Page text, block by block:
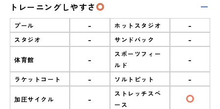
トレーニングしやすさ
プール - ホットスタジオ -
スタジオ - サンドバック -
体育館 -
スポーツフィー
ルド
-
ラケットコート - ソルトピット -
加圧サイクル -
ストレッチスペ
ース